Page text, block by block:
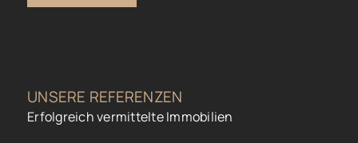
UNSERE REFERENZEN
Erfolgreich vermittelte Immobilien